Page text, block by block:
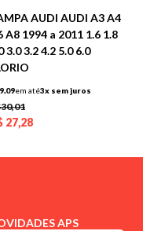
AUDI AUDI A3 A4
A8 1994 a 2011 1.6 1.8
3.0 3.2 4.2 5.0 6.0
em até3x sem juros
27,28
APS